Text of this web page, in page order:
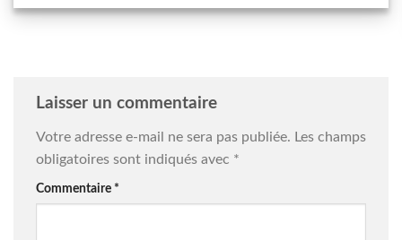
Laisser un commentaire
Votre adresse e-mail ne sera pas publiée. Les champs
obligatoires sont indiqués avec *
Commentaire *